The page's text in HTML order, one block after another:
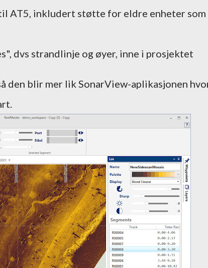
AT5, inkludert støtte for eldre enheter som
dvs strandlinje og øyer, inne i prosjektet
den blir mer lik SonarView-aplikasjonen